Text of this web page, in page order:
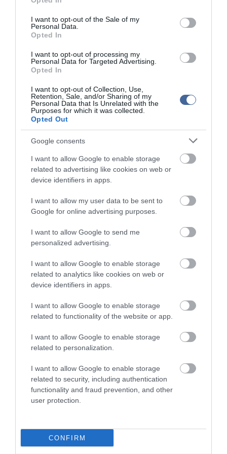
use your data for below specified purposes in below Google
consent section.
I want to opt-out of the Sale of my
Personal Data.
Opted In
I want to opt-out of processing my
Personal Data for Targeted Advertising.
Opted In
I want to opt-out of Collection, Use,
Retention, Sale, and/or Sharing of my
Personal Data that Is Unrelated with the
Purposes for which it was collected.
Opted Out
Google consents
I want to allow Google to enable storage
related to advertising like cookies on web or
device identifiers in apps.
I want to allow my user data to be sent to
Google for online advertising purposes.
I want to allow Google to send me
personalized advertising.
I want to allow Google to enable storage
related to analytics like cookies on web or
device identifiers in apps.
I want to allow Google to enable storage
related to functionality of the website or app.
I want to allow Google to enable storage
related to personalization.
I want to allow Google to enable storage
related to security, including authentication
functionality and fraud prevention, and other
user protection.
CONFIRM
áll a forgalom Mór és Székesfehérvár irányába is.
történik az út felszabadítása, a személyek megközelítése
- 8126-os számú út Söréd és Csákvár között lezárt
- 8127-es számú út Pusztavám és Bokod között
- 8209 bodajki bekötő a 81-esről
- 8205 fehérvárcsurgói bekötő a 81-esről
- Pusztaszabolcs- Felsőcikola - Szabadegyháza mentén az út
- 8216-os számú út Mór és Bakonycsernye között Veszprém
megye irányába.
- 82101 Mór és Nagyveleg között
- Dunaújváros és Mezőfalva (6219-es sz. út) járhatatlan, tükörjég,
Elzárt települések
Iszkaszentgyörgy, Zámoly, Gánt, Csókakő, Csákberény,
Nagyveleg, Csákvár, Vértesboglár, Bodmér, Szár, Újbarok, Gánt,
Magyaralmás, Csókakő, Bakonycsernye, Balinka, Bodajk,
1500 autós melegszik a budaörsi Tescóban
Komárom-Esztergom: 11 település megközelíthetetlen
Nincs fennakadás a Liszt Ferenc-repülőtéren
Kifogyott a benzin, kihűlt a kocsi: kétéves kislányt és anyukáját
mentették
Részleges gépjárműtilalmak Fejérben
network nézeteit tükrözik. A szerkesztőség mindössze a hírek
publikációjával foglalkozik, a kommenteket nem tudja befolyásolni